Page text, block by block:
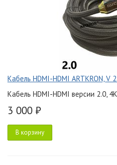
Кабель HDMI-HDMI ARTKRON, V
Кабель HDMI-HDMI версии 2.0,
3 000 ₽
В корзину